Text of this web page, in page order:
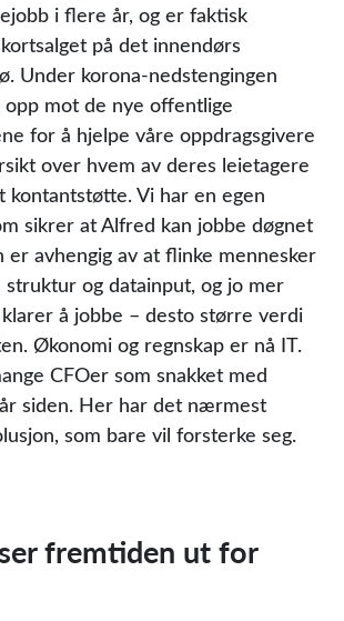
i flere år, og er faktisk
på det innendørs
Under korona-nedstengingen
opp mot de nye offentlige
for å hjelpe våre oppdragsgivere
over hvem av deres leietagere
kontantstøtte. Vi har en egen
sikrer at Alfred kan jobbe døgnet
er avhengig av at flinke mennesker
og datainput, og jo mer
å jobbe – desto større verdi
Økonomi og regnskap er nå IT.
CFOer som snakket med
siden. Her har det nærmest
som bare vil forsterke seg.
fremtiden ut for